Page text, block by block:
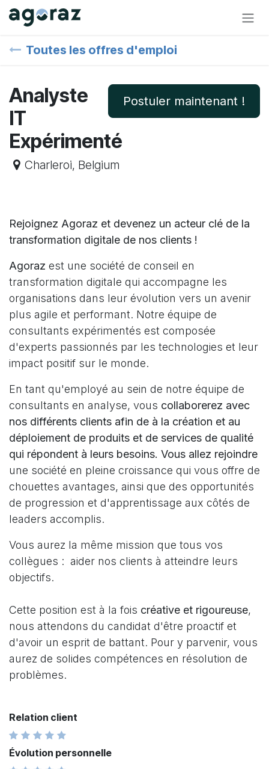
Skip to Content
Toutes les offres d'emploi
Postuler maintenant !
Analyste
IT
Expérimenté
Charleroi, Belgium
Rejoignez Agoraz et devenez un acteur clé de la
transformation digitale de nos clients !
Agoraz est une société de conseil en
transformation digitale qui accompagne les
organisations dans leur évolution vers un avenir
plus agile et performant. Notre équipe de
consultants expérimentés est composée
d'experts passionnés par les technologies et leur
impact positif sur le monde.
En tant qu'employé au sein de notre équipe de
consultants en analyse, vous collaborerez avec
nos différents clients afin de à la création et au
déploiement de produits et de services de qualité
qui répondent à leurs besoins. Vous allez rejoindre
une société en pleine croissance qui vous offre de
chouettes avantages, ainsi que des opportunités
de progression et d'apprentissage aux côtés de
leaders accomplis.
Vous aurez la même mission que tous vos
collègues : aider nos clients à atteindre leurs
objectifs.
Cette position est à la fois créative et rigoureuse,
nous attendons du candidat d'être proactif et
d'avoir un esprit de battant. Pour y parvenir, vous
aurez de solides compétences en résolution de
problèmes.
Relation client
Évolution personnelle